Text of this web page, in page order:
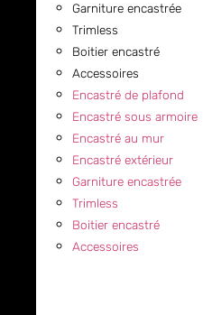
Garniture encastrée
Trimless
Boitier encastré
Accessoires
Encastré de plafond
Encastré sous armoire
Encastré au mur
Encastré extérieur
Garniture encastrée
Trimless
Boitier encastré
Accessoires